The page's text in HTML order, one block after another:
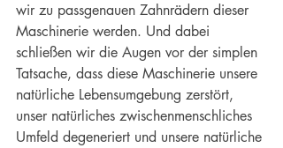
wir zu passgenauen Zahnrädern dieser
Maschinerie werden. Und dabei
schließen wir die Augen vor der simplen
Tatsache, dass diese Maschinerie unsere
natürliche Lebensumgebung zerstört,
unser natürliches zwischenmenschliches
Umfeld degeneriert und unsere natürliche